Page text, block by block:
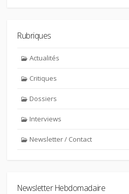
Rubriques
Actualités
Critiques
Dossiers
Interviews
Newsletter / Contact
Newsletter Hebdomadaire